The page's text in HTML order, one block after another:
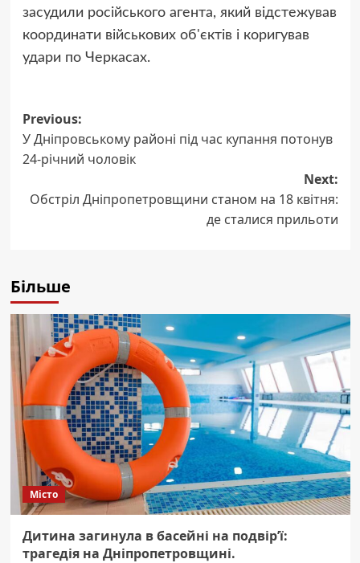
засудили російського агента, який відстежував
координати військових об'єктів і коригував
удари по Черкасах.
Post
navigation
Previous:
У Дніпровському районі під час купання потонув
24-річний чоловік
Next:
Обстріл Дніпропетровщини станом на 18 квітня:
де сталися прильоти
Більше
Місто
Дитина загинула в басейні на подвір’ї:
трагедія на Дніпропетровщині.